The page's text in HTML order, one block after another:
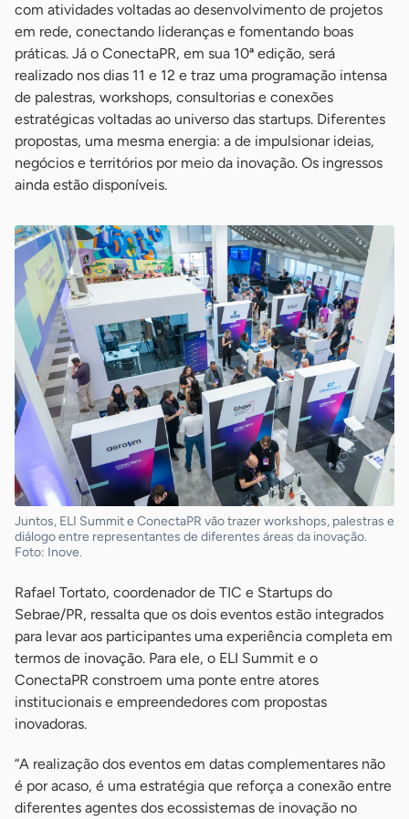
com atividades voltadas ao desenvolvimento de projetos
em rede, conectando lideranças e fomentando boas
práticas. Já o ConectaPR, em sua 10ª edição, será
realizado nos dias 11 e 12 e traz uma programação intensa
de palestras, workshops, consultorias e conexões
estratégicas voltadas ao universo das startups. Diferentes
propostas, uma mesma energia: a de impulsionar ideias,
negócios e territórios por meio da inovação. Os ingressos
ainda estão disponíveis.
Juntos, ELI Summit e ConectaPR vão trazer workshops, palestras e
diálogo entre representantes de diferentes áreas da inovação.
Foto: Inove.
Rafael Tortato, coordenador de TIC e Startups do
Sebrae/PR, ressalta que os dois eventos estão integrados
para levar aos participantes uma experiência completa em
termos de inovação. Para ele, o ELI Summit e o
ConectaPR constroem uma ponte entre atores
institucionais e empreendedores com propostas
inovadoras.
“A realização dos eventos em datas complementares não
é por acaso, é uma estratégia que reforça a conexão entre
diferentes agentes dos ecossistemas de inovação no